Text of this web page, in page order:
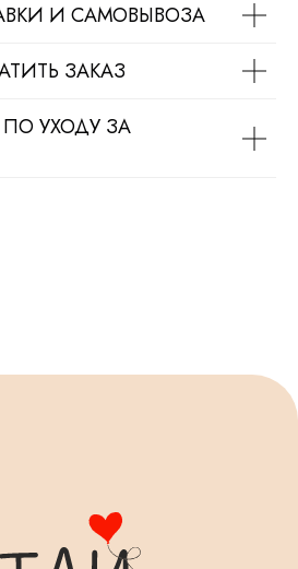
И САМОВЫВОЗА
ЗАКАЗ
УХОДУ ЗА